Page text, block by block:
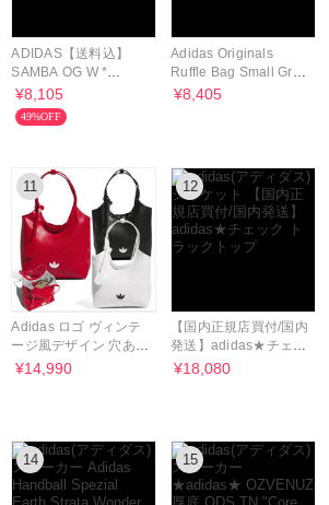
ADIDAS【送料込】
SAMBA OG W *
IE5836
¥8,105
49%OFF
Adidas Originals
Ruffle Bag Small Grey
Two★送料込
¥8,405
11
Adidas ロゴ ヴィンテ
ージ風デザイン 穴あき
PUトート バッグ
¥14,990
12
【国内正規店買付/国内
発送】adidas★チェッ
ク トラックトップ
¥18,080
14 15